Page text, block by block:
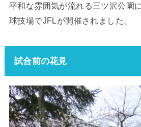
平和な雰囲気が流れる三ツ沢公園
球技場でJFLが開催されました。
試合前の花見